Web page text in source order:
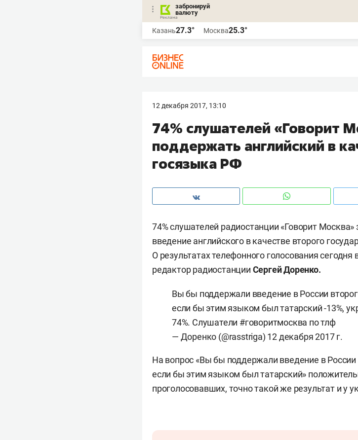
забронируй
валюту
Казань27.3° Москва25.3°
12 декабря 2017, 13:10
74% слушателей «Говорит
поддержать английский в
госязыка РФ
74% слушателей радиостанции «Говорит
введение английского в качестве второго
О результатах телефонного голосования
редактор радиостанции Сергей Доренко.
Вы бы поддержали введение в России
если бы этим языком был татарский -13%,
74%. Слушатели #говоритмосква по тлф
— Доренко (@rasstriga) 12 декабря 2017 г.
На вопрос «Вы бы поддержали введение в России
если бы этим языком был татарский»
проголосовавших, точно такой же результат и у